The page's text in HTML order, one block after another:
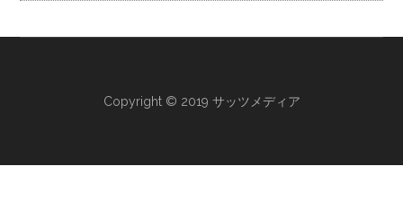
Copyright © 2019 サッツメディア